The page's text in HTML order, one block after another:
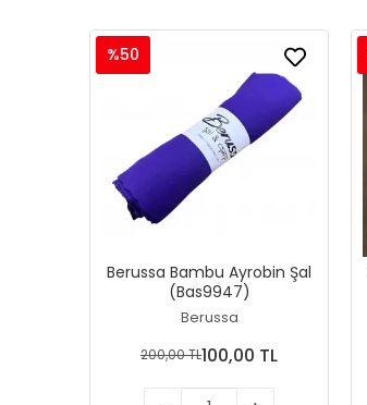
Berussa Bambu Ayrobin Şal
(Bas9947)
Berussa
%50
200,00 TL100,00 TL